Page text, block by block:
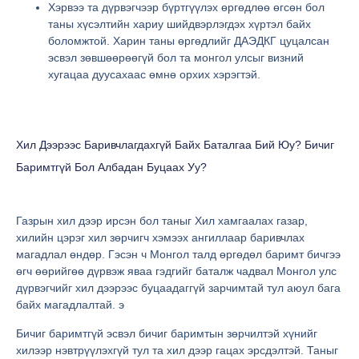
Хэрвээ та дүрвэгчээр бүртгүүлэх өргөдлөө өгсөн бол
таны хүсэлтийн хариу шийдвэрлэгдэх хүртэл байх
боломжтой. Харин таны өргөдлийг ДАЭДКГ цуцалсан
эсвэл зөвшөөрөөгүй бол та монгол улсыг визний
хугацаа дуусахаас өмнө орхих хэрэгтэй.
Хил Дээрээс Баривчлагдахгүй Байх Баталгаа Бий Юу? Бичиг
Баримтгүй Бол Албадан Буцаах Уу?
Газрын хил дээр ирсэн бол таныг Хил хамгаалах газар,
хилийн цэрэг хил зөрчигч хэмээх ангиллаар баривчлах
магадлал өндөр. Гэсэн ч Монгол талд өргөдөл баримт бичгээ
өгч өөрийгөө дүрвэж яваа гэдгийг баталж чадвал Монгол улс
дүрвэгчийг хил дээрээс буцаадаггүй зарчимтай тул аюул бага
байх магадлалтай. э
Бичиг баримтгүй эсвэл бичиг баримтын зөрчилтэй хүнийг
хилээр нэвтрүүлэхгүй тул та хил дээр гацах эрсдэлтэй. Таныг